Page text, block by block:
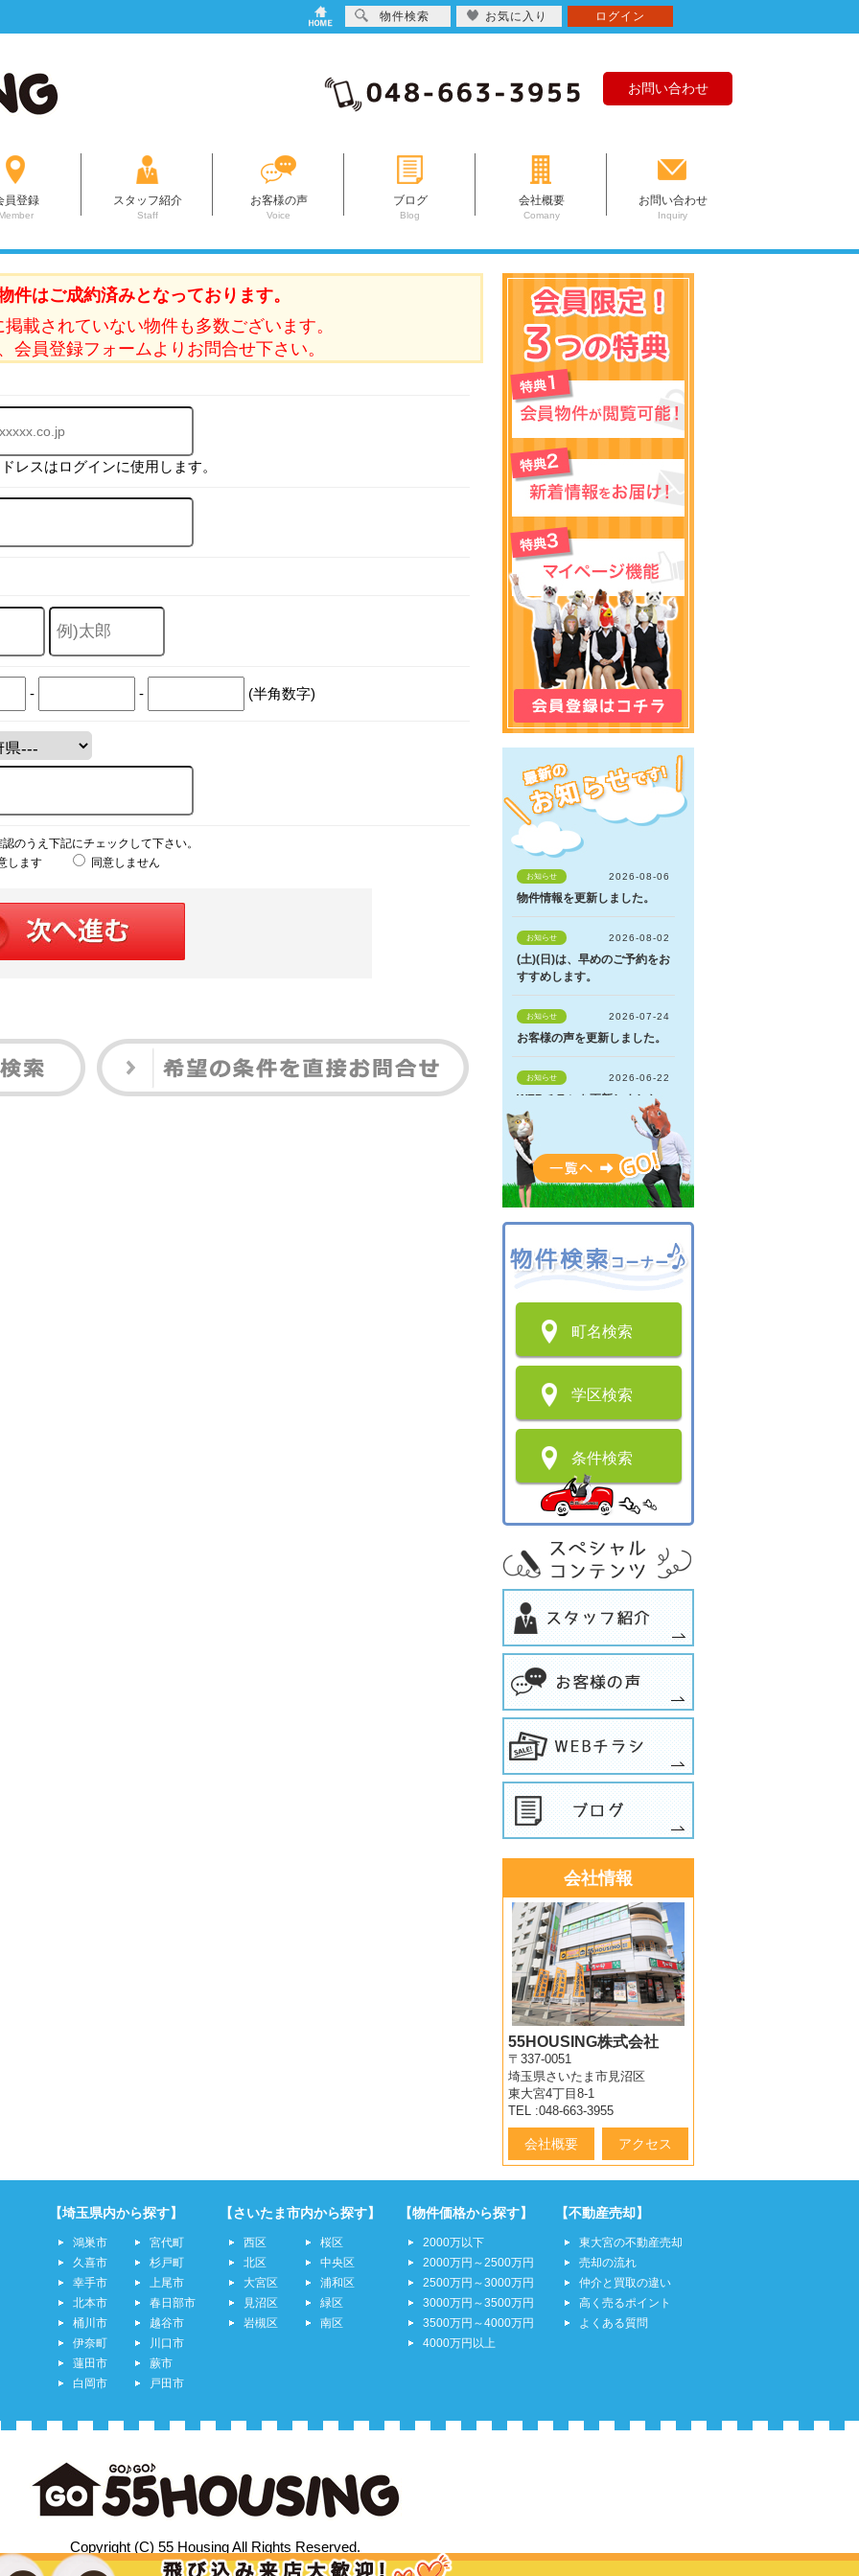
お問い合わせ
員登録 スタッフ紹介
Staff
お客様の声
Voice
ブログ
Blog
会社概要
Comany
お問い合わせ
Inquiry
件はご成約済みとなっております。
載されていない物件も多数ございます。
会員登録フォームよりお問合せ下さい。
レスはログインに使用します。
- - (半角数字)
のうえ下記にチェックして下さい。
します
同意しません
町名検索
学区検索
条件検索
会社情報
55HOUSING株式会社
〒337-0051
埼玉県さいたま市見沼区
東大宮4丁目8-1
TEL :048-663-3955
会社概要 アクセス
【埼玉県内から探す】
鴻巣市
久喜市
幸手市
北本市
桶川市
伊奈町
蓮田市
白岡市
宮代町
杉戸町
上尾市
春日部市
越谷市
川口市
蕨市
戸田市
【さいたま市内から探す】
西区
北区
大宮区
見沼区
岩槻区
桜区
中央区
浦和区
緑区
南区
【物件価格から探す】
2000万以下
2000万円～2500万円
2500万円～3000万円
3000万円～3500万円
3500万円～4000万円
4000万円以上
【不動産売却】
東大宮の不動産売却
売却の流れ
仲介と買取の違い
高く売るポイント
よくある質問
Copyright (C) 55 Housing All Rights Reserved.
物件検索 お気に入り ログイン